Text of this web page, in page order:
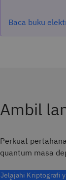
Baca buku
Ambil
Perkuat
quantum masa
Jelajahi Kriptografi